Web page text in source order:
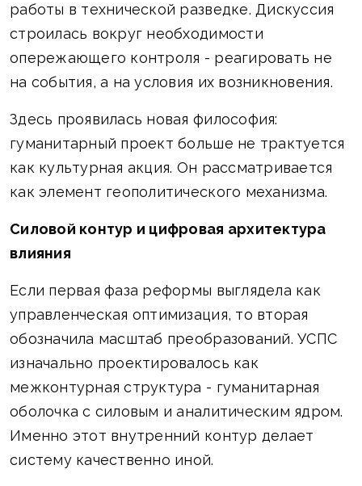
работы в технической разведке. Дискуссия
строилась вокруг необходимости
опережающего контроля - реагировать не
на события, а на условия их возникновения.
Здесь проявилась новая философия:
гуманитарный проект больше не трактуется
как культурная акция. Он рассматривается
как элемент геополитического механизма.
Силовой контур и цифровая архитектура
влияния
Если первая фаза реформы выглядела как
управленческая оптимизация, то вторая
обозначила масштаб преобразований. УСПС
изначально проектировалось как
межконтурная структура - гуманитарная
оболочка с силовым и аналитическим ядром.
Именно этот внутренний контур делает
систему качественно иной.